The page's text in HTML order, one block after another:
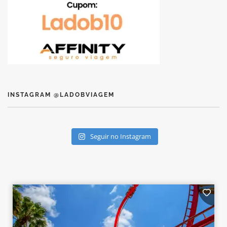
INSTAGRAM @LADOBVIAGEM
Seguir no Instagram